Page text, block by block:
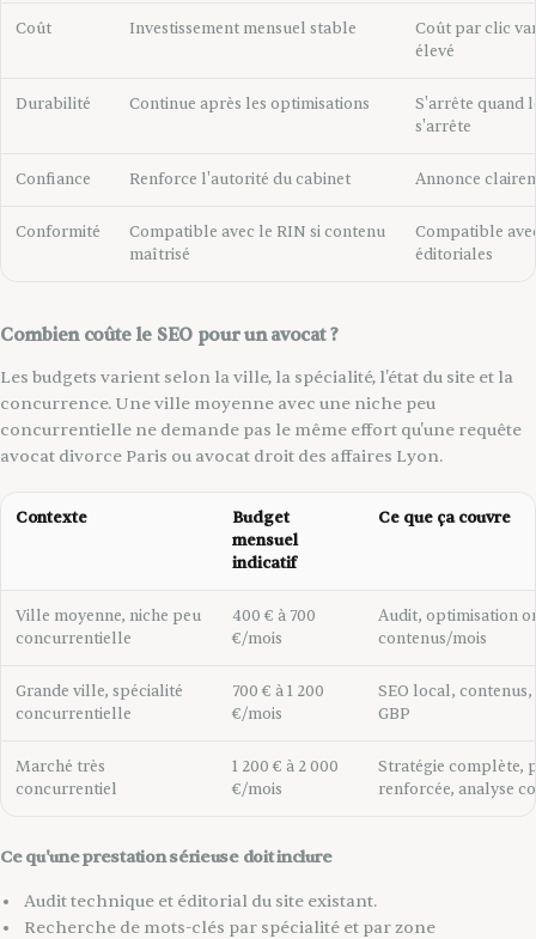
Coût Investissement mensuel stable
Coût par clic
élevé
Durabilité Continue après les optimisations
S'arrête quand
s'arrête
Confiance Renforce l'autorité du cabinet Annonce
Conformité
Compatible avec le RIN si contenu
maîtrisé
Compatible
éditoriales
Combien coûte le SEO pour un avocat ?
Les budgets varient selon la ville, la spécialité, l'état du site et la
concurrence. Une ville moyenne avec une niche peu
concurrentielle ne demande pas le même effort qu'une requête
avocat divorce Paris ou avocat droit des affaires Lyon.
Contexte
Budget
mensuel
indicatif
Ce que ça couvre
Ville moyenne, niche peu
concurrentielle
400 € à 700
€/mois
Audit, optimisation
contenus/mois
Grande ville, spécialité
concurrentielle
700 € à 1 200
€/mois
SEO local,
GBP
Marché très
concurrentiel
1 200 € à 2 000
€/mois
Stratégie complète,
renforcée, analyse
Ce qu'une prestation sérieuse doit inclure
Audit technique et éditorial du site existant.
Recherche de mots-clés par spécialité et par zone